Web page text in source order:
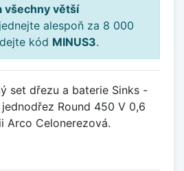
všechny větší
alespoň za 8 000
kód MINUS3.
set dřezu a baterie Sinks -
Round 450 V 0,6
Arco Celonerezová.